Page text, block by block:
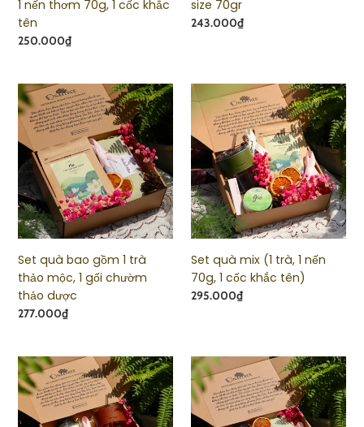
1
cốc
1 nến thơm 70g, 1 cốc khắc
tên
Giá
250.000₫
size 70gr
Giá
243.000₫
Set
quà
bao
gồm
thảo
mộc,
1
gối
chườm
thảo
dược
Set quà bao gồm 1 trà
thảo mộc, 1 gối chườm
thảo dược
Giá
277.000₫
Set
quà
mix
(1
1
nến
70g,
1
cốc
khắc
tên)
Set quà mix (1 trà, 1 nến
70g, 1 cốc khắc tên)
Giá
295.000₫
Set
quà
bao
gồm
Set
quà
2
hũ